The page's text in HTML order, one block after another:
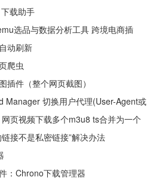
载助手
选品与数据分析工具 跨境电商插
动刷新
爬虫
插件（整个网页截图）
Manager 切换用户代理(User-Agent或
页视频下载多个m3u8 ts合并为一个
接不是私密链接”解决办法
：Chrono下载管理器